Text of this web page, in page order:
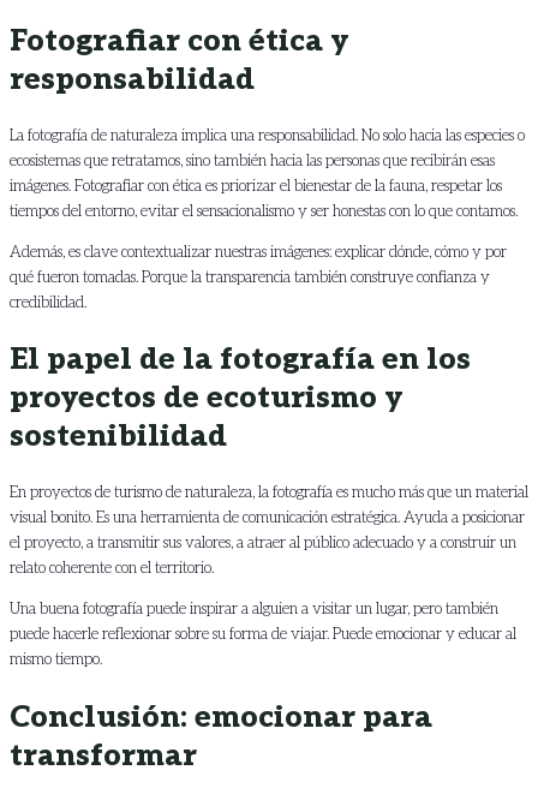
Fotografiar con ética y
responsabilidad
La fotografía de naturaleza implica una responsabilidad. No solo hacia las especies o
ecosistemas que retratamos, sino también hacia las personas que recibirán esas
imágenes. Fotografiar con ética es priorizar el bienestar de la fauna, respetar los
tiempos del entorno, evitar el sensacionalismo y ser honestas con lo que contamos.
Además, es clave contextualizar nuestras imágenes: explicar dónde, cómo y por
qué fueron tomadas. Porque la transparencia también construye confianza y
credibilidad.
El papel de la fotografía en los
proyectos de ecoturismo y
sostenibilidad
En proyectos de turismo de naturaleza, la fotografía es mucho más que un material
visual bonito. Es una herramienta de comunicación estratégica. Ayuda a posicionar
el proyecto, a transmitir sus valores, a atraer al público adecuado y a construir un
relato coherente con el territorio.
Una buena fotografía puede inspirar a alguien a visitar un lugar, pero también
puede hacerle reflexionar sobre su forma de viajar. Puede emocionar y educar al
mismo tiempo.
Conclusión: emocionar para
transformar